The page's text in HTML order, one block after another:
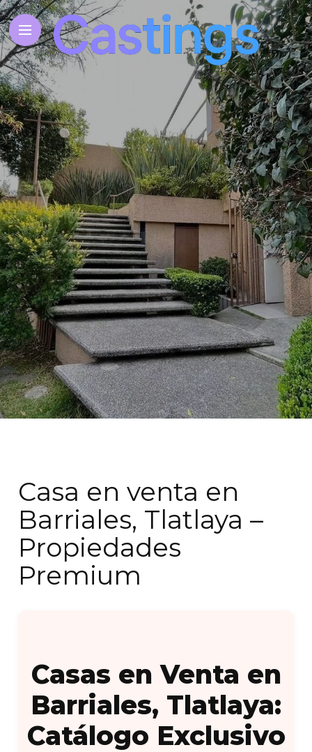
Casa en venta en
Barriales, Tlatlaya –
Propiedades
Premium
Casas en Venta en
Barriales, Tlatlaya:
Catálogo Exclusivo